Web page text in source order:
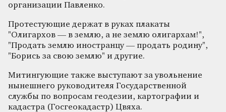
организации Павленко.
Протестующие держат в руках плакаты
"Олигархов — в землю, а не землю олигархам!",
"Продать землю иностранцу — продать родину",
"Борись за свою землю" и другие.
Митингующие также выступают за увольнение
нынешнего руководителя Государственной
службы по вопросам геодезии, картографии и
кадастра (Госгеокадастр) Цвяха.